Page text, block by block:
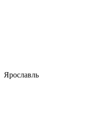
Ярославль